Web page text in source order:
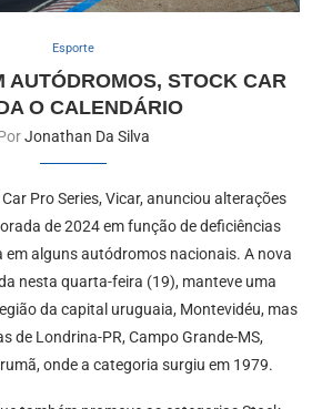
Esporte
AUTÓDROMOS, STOCK CAR
O CALENDÁRIO
Jonathan Da Silva
Pro Series, Vicar, anunciou alterações
de 2024 em função de deficiências
em alguns autódromos nacionais. A nova
nesta quarta-feira (19), manteve uma
da capital uruguaia, Montevidéu, mas
de Londrina-PR, Campo Grande-MS,
onde a categoria surgiu em 1979.